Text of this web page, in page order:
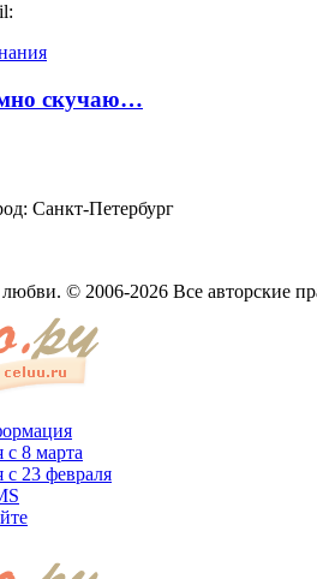
скучаю…
Санкт-Петербург
© 2006-2026 Все авторские
с 8 марта
с 23 февраля